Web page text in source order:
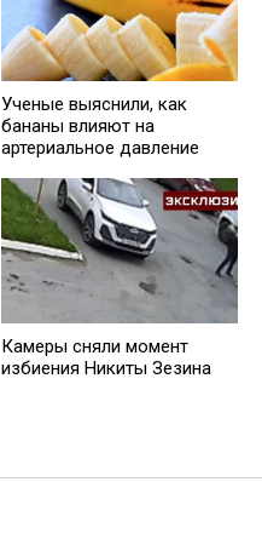
Ученые выяснили, как
бананы влияют на
артериальное давление
Камеры сняли момент
избиения Никиты Зезина